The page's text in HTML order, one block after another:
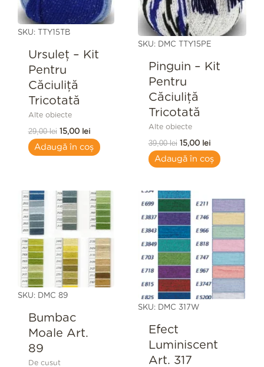
SKU: TTY15TB
Ursuleț – Kit
Pentru
Căciuliță
Tricotată
Alte obiecte
29,00lei 15,00 lei
Adaugă în coș
SKU: DMC TTY15PE
Pinguin – Kit
Pentru
Căciuliță
Tricotată
Alte obiecte
39,00lei 15,00 lei
Adaugă în coș
SKU: DMC 89
Bumbac
Moale Art.
89
De cusut
SKU: DMC 317W
Efect
Luminiscent
Art. 317